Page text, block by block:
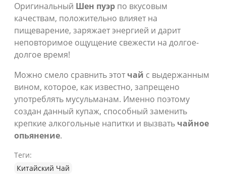
Оригинальный Шен пуэр по вкусовым
качествам, положительно влияет на
пищеварение, заряжает энергией и дарит
неповторимое ощущение свежести на долгое-
долгое время!
Можно смело сравнить этот чай с выдержанным
вином, которое, как известно, запрещено
употреблять мусульманам. Именно поэтому
создан данный купаж, способный заменить
крепкие алкогольные напитки и вызвать чайное
опьянение.
Теги:
Китайский Чай